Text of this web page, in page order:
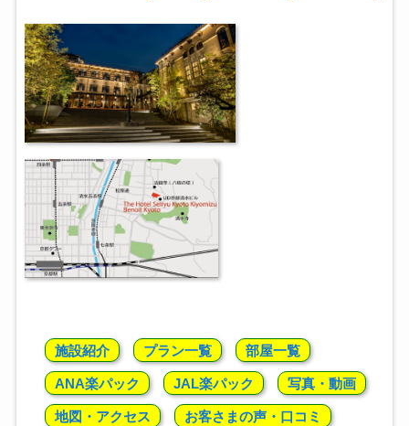
施設紹介 プラン一覧 部屋一覧
ANA楽パック JAL楽パック 写真・動画
地図・アクセス お客さまの声・口コミ